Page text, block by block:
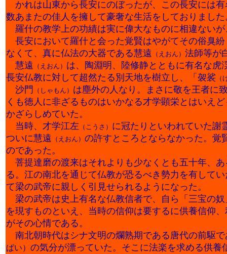
かれは山東から長安にのぼったが、この長安には
数あまたの佳人を擁して豪奢な生活をしておりました
羅什の教学上の功績は実に偉大なものに相違ない
長安において羅什と会った覚賢はやがてその俗臭
なくて、真に仏法の大器である慧遠
（えおん） 法師等が
慧遠
（えおん） は、陶淵明、陸修静とともに有名な
長安仏教に対して超然たる別天地を樹立し、「袈裟 （
沙門 （しゃもん） は塵外の人なり。まさに敬を王者に
くも徳人に非ざるものはいかなる才学顕栄とはいえ
かざらしめていた。
当時、才学江左 （こうさ） に冠たりといわれていた謝
ついに慧遠
（えおん） の許すところとならなかった。覚
のであった。
菩提達磨の渡来はそれよりも少なくとも五十年、
る。江の南北を通じて仏教が恐るべき勢力を有して
て梁の武帝に親しく引見せられるようになった。
梁の武帝は史上有名な仏教信者で、自ら「三宝の
を現すものといえ、当時の信仰は要するに供養信仰
がその心情である。
南北朝時代はシナ文明の爛熟期である唐代の前駆
ぱい） の気分が漂っていた。そこに法楽を求める供